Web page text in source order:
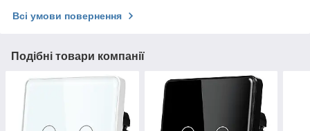
Всі умови повернення
Подібні товари компанії